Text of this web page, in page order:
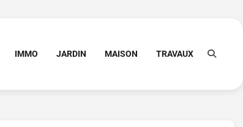
IMMO JARDIN MAISON TRAVAUX